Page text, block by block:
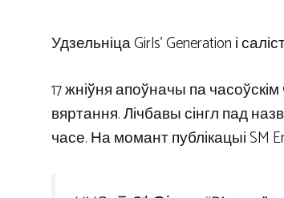
Удзельніца Girls’ Generation і
17 жніўня апоўначы па
вяртання. Лічбавы сінгл пад
часе. На момант публікацыі SM